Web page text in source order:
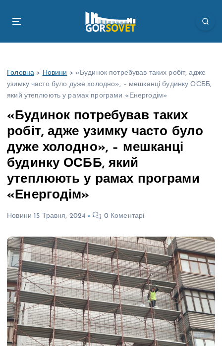
Головна > Новини > «Будинок потребував таких робіт, адже
узимку часто було дуже холодно», – мешканці будинку ОСББ,
який утеплюють у рамах програми «Енергодім»
«Будинок потребував таких
робіт, адже узимку часто було
дуже холодно», – мешканці
будинку ОСББ, який
утеплюють у рамах програми
«Енергодім»
Новини 15 Травня, 2024 0 Коментарі